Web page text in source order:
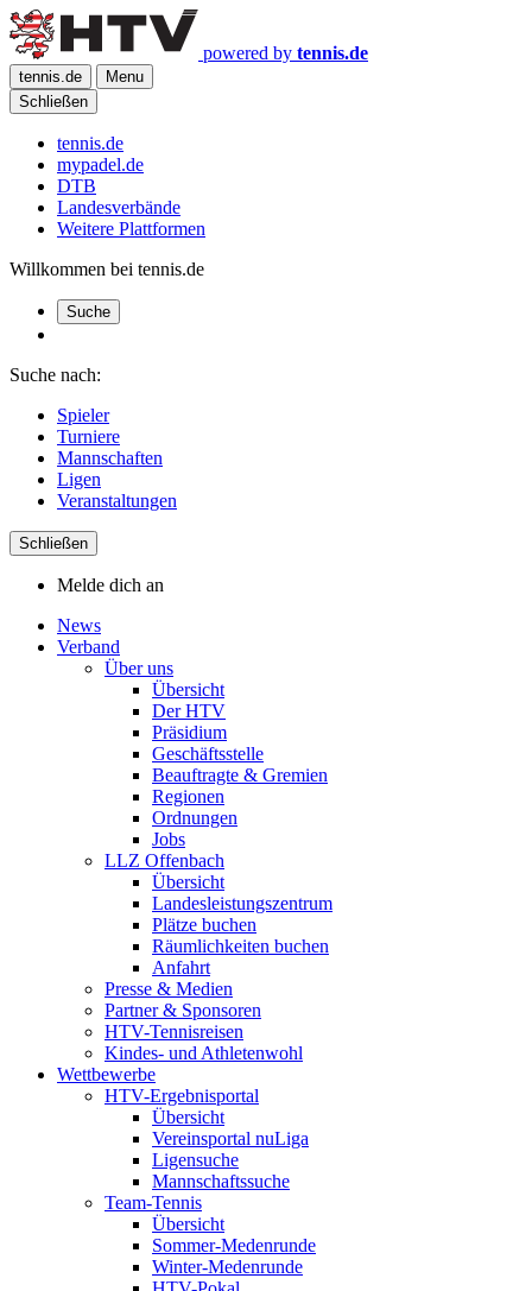
powered by tennis.de
tennis.de
Menu
Schließen
tennis.de
mypadel.de
DTB
Landesverbände
Weitere Plattformen
Willkommen bei tennis.de
Suche
Suche nach:
Spieler
Turniere
Mannschaften
Ligen
Veranstaltungen
Schließen
Melde dich an
News
Verband
Über uns
Übersicht
Der HTV
Präsidium
Geschäftsstelle
Beauftragte & Gremien
Regionen
Ordnungen
Jobs
LLZ Offenbach
Übersicht
Landesleistungszentrum
Plätze buchen
Räumlichkeiten buchen
Anfahrt
Presse & Medien
Partner & Sponsoren
HTV-Tennisreisen
Kindes- und Athletenwohl
Wettbewerbe
HTV-Ergebnisportal
Übersicht
Vereinsportal nuLiga
Ligensuche
Mannschaftssuche
Team-Tennis
Übersicht
Sommer-Medenrunde
Winter-Medenrunde